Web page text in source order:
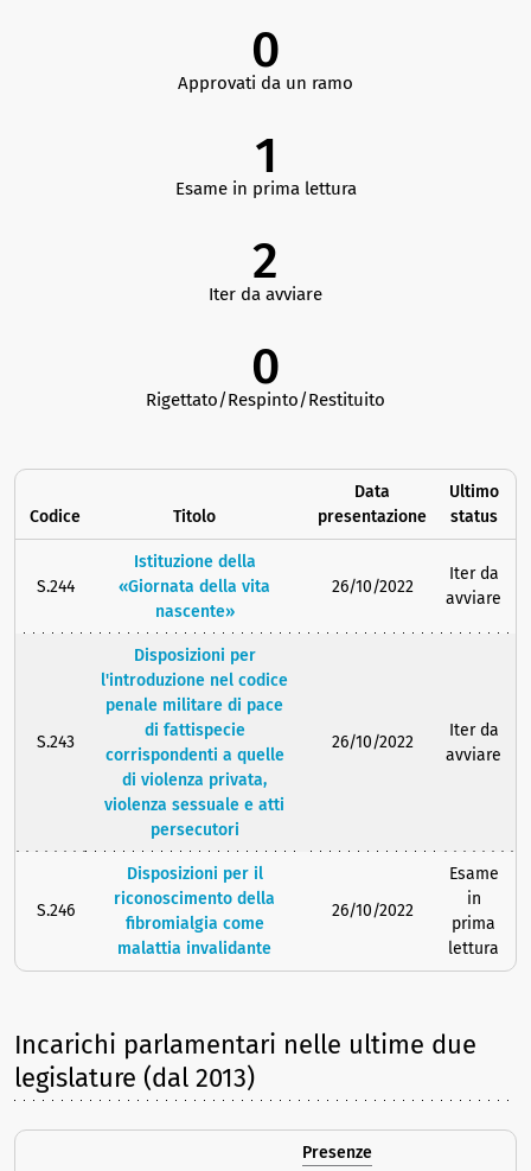
0
Approvati da un ramo
1
Esame in prima lettura
2
Iter da avviare
0
Rigettato/Respinto/Restituito
Codice Titolo
Data
presentazione
Ultimo
status
S.244
Istituzione della
«Giornata della vita
nascente»
26/10/2022
Iter da
avviare
S.243
Disposizioni per
l'introduzione nel codice
penale militare di pace
di fattispecie
corrispondenti a quelle
di violenza privata,
violenza sessuale e atti
persecutori
26/10/2022
Iter da
avviare
S.246
Disposizioni per il
riconoscimento della
fibromialgia come
malattia invalidante
26/10/2022
Esame
in
prima
lettura
Incarichi parlamentari nelle ultime due
legislature (dal 2013)
Presenze